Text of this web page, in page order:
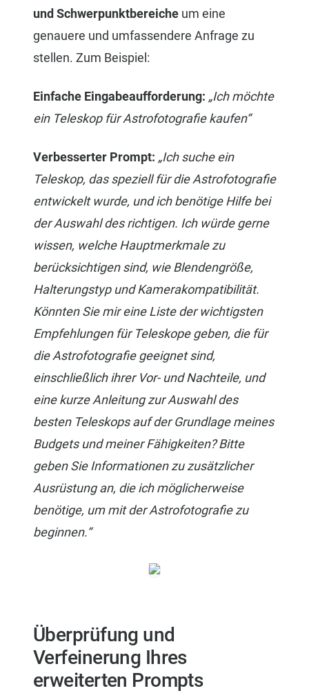
und Schwerpunktbereiche um eine
genauere und umfassendere Anfrage zu
stellen. Zum Beispiel:
Einfache Eingabeaufforderung: „Ich möchte
ein Teleskop für Astrofotografie kaufen“
Verbesserter Prompt: „Ich suche ein
Teleskop, das speziell für die Astrofotografie
entwickelt wurde, und ich benötige Hilfe bei
der Auswahl des richtigen. Ich würde gerne
wissen, welche Hauptmerkmale zu
berücksichtigen sind, wie Blendengröße,
Halterungstyp und Kamerakompatibilität.
Könnten Sie mir eine Liste der wichtigsten
Empfehlungen für Teleskope geben, die für
die Astrofotografie geeignet sind,
einschließlich ihrer Vor- und Nachteile, und
eine kurze Anleitung zur Auswahl des
besten Teleskops auf der Grundlage meines
Budgets und meiner Fähigkeiten? Bitte
geben Sie Informationen zu zusätzlicher
Ausrüstung an, die ich möglicherweise
benötige, um mit der Astrofotografie zu
beginnen.“
Überprüfung und
Verfeinerung Ihres
erweiterten Prompts